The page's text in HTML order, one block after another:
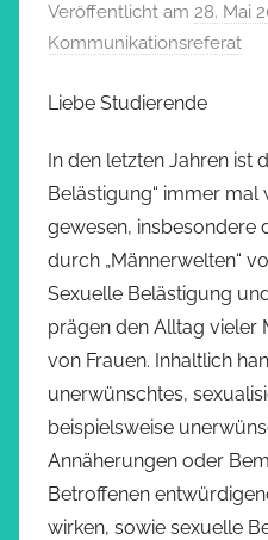
Veröffentlicht am 28. Mai
Kommunikationsreferat
Liebe Studierende
In den letzten Jahren ist
Belästigung“ immer mal
gewesen, insbesondere
durch „Männerwelten“
Sexuelle Belästigung
prägen den Alltag vieler
von Frauen. Inhaltlich
unerwünschtes,
beispielsweise
Annäherungen oder
Betroffenen
wirken, sowie sexuelle